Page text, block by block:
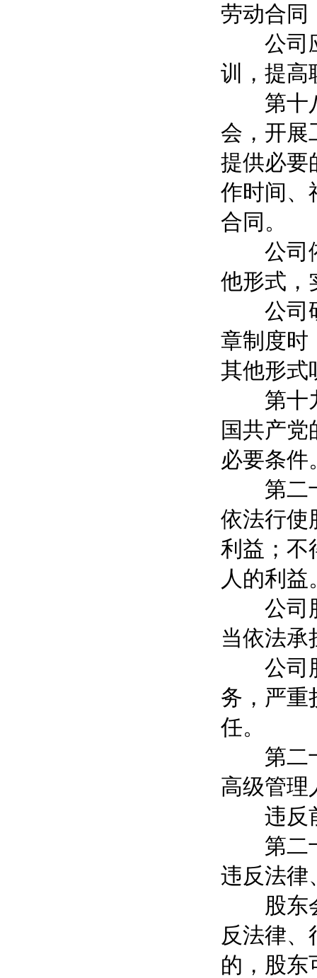
劳动合同
公司应
训，提高
第十八
会，开展
提供必要
作时间、
合同。
公司依
他形式，
公司研
章制度时
其他形式
第十九
国共产
必要条件
第二十
依法行使
利益；不
人的利益
公司股
当依法承
公司股
务，严重
任。
第二十
高级管理
违反前
第二十
违反法律
股东会
反法律、
的，股东